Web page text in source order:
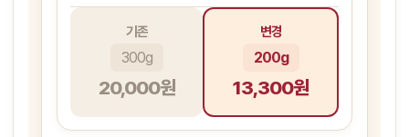
기존
20,000원
300g
변경
13,300원
200g